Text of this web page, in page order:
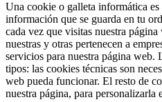
Una cookie o galleta informática
información que se guarda en tu
cada vez que visitas nuestra
nuestras y otras pertenecen a
servicios para nuestra página web.
tipos: las cookies técnicas son
web pueda funcionar. El resto de
nuestra página, para personalizarla